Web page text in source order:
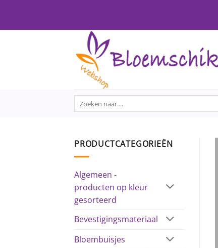
inhoud
Zoeken
naar:
PRODUCTCATEGORIEËN
Algemeen -
producten op kleur
gesorteerd
Bevestigingsmateriaal
Bloembuisjes